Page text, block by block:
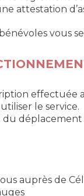
attestation
vous
effectuée
le service.
déplacement
auprès de